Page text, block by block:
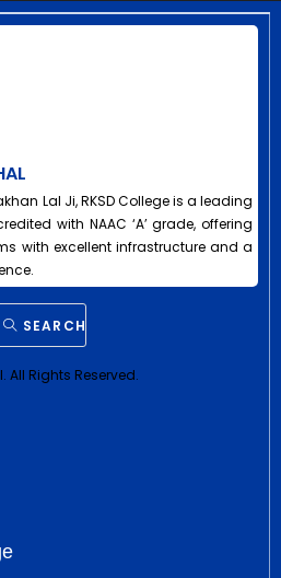
Lal Ji, RKSD College is a leading
with NAAC ‘A’ grade, offering
with excellent infrastructure and a
SEARCH
All Rights Reserved.